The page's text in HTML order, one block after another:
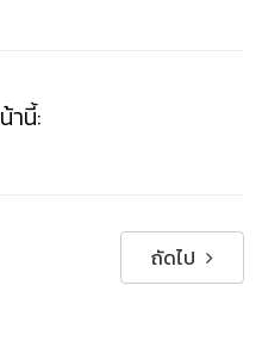
านี้:
ถัดไป